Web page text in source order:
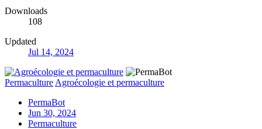
Downloads
108
Updated
Jul 14, 2024
Permaculture Agroécologie et permaculture
PermaBot
Jun 30, 2024
Permaculture